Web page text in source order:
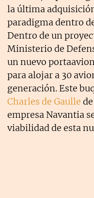
la última
paradigma dentro
Dentro de un
Ministerio de
un nuevo
para alojar a 30
generación. Este
Charles de Gaulle
empresa Navantia
viabilidad de esta